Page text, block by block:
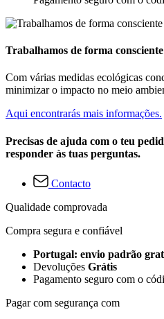
Trabalhamos de forma
Com várias medidas ecológicas
minimizar o impacto no meio
Aqui encontrarás mais informações.
Precisas de ajuda com o teu
responder às tuas perguntas.
Contacto
Qualidade comprovada
Compra segura e confiável
Portugal: envio padrão
Devoluções Grátis
Pagamento seguro com o
Pagar com segurança com